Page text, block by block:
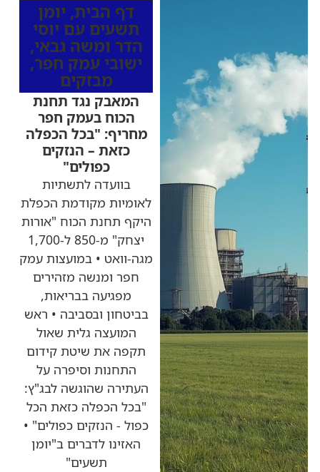
דף הבית, יומן
תשעים עם יוסי
הדר ומשה גבאי,
ישובי עמק חפר,
מבזקים
המאבק נגד תחנת
הכוח בעמק חפר
מחריף: "בכל הכפלה
כזאת – הנזקים
כפולים"
בוועדה לתשתיות
לאומיות מקודמת הכפלת
היקף תחנת הכוח "אורות
יצחק" מ-850 ל-1,700
מגה-וואט • במועצות עמק
חפר ומנשה מזהירים
מפגיעה בבריאות,
בביטחון ובסביבה • ראש
המועצה גלית שאול
תקפה את שיטת קידום
התחנות וסיפרה על
העתירה שהוגשה לבג"ץ:
"בכל הכפלה כזאת הכל
כפול - הנזקים כפולים" •
האזינו לדברים ב"יומן
תשעים"